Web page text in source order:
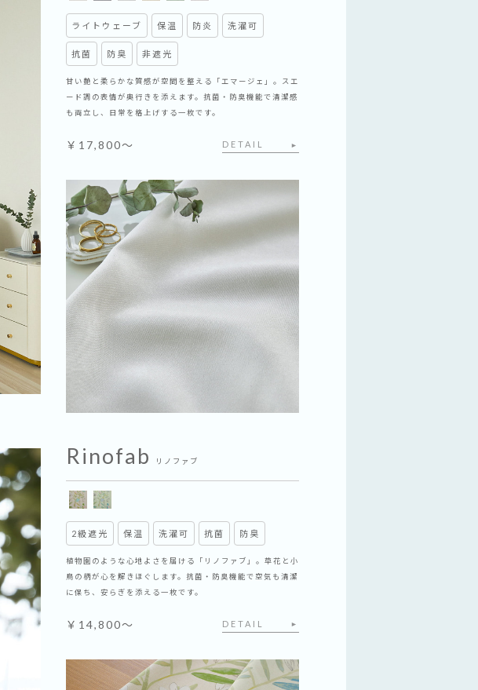
ライトウェーブ 保温 防炎 洗濯可
抗菌 防臭 非遮光
甘い艶と柔らかな質感が空間を整える「エマージェ」。スエ
ード調の表情が奥行きを添えます。抗菌・防臭機能で清潔感
も両立し、日常を格上げする一枚です。
￥17,800～ DETAIL ►
Rinofab リノファブ
2級遮光 保温 洗濯可 抗菌 防臭
植物園のような心地よさを届ける「リノファブ」。草花と小
鳥の柄が心を解きほぐします。抗菌・防臭機能で空気も清潔
に保ち、安らぎを添える一枚です。
￥14,800～ DETAIL ►